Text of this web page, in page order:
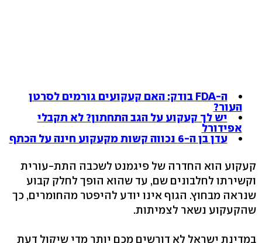
ה-FDA בודק: האם קעקועים גורמים לסרטן
העור?
יש לך קעקוע על הגב התחתון? לא תקבלי
אפידורל
עדן בן ה-6 נכווה קשות מקעקוע חינה על הכתף
קעקוע הוא החדרה של פיגמנט לשכבה התת-עורית
וקשירתו לחלבונים שם, עד שהוא הופך לחלק קבוע
שנראה מבחוץ. הגוף אינו יודע להיפטר מהחומרים, כך
שהקעקוע נשאר לצמיתות.
במדינת ישראל לא דורשים מכם יותר מדי שיקול דעת